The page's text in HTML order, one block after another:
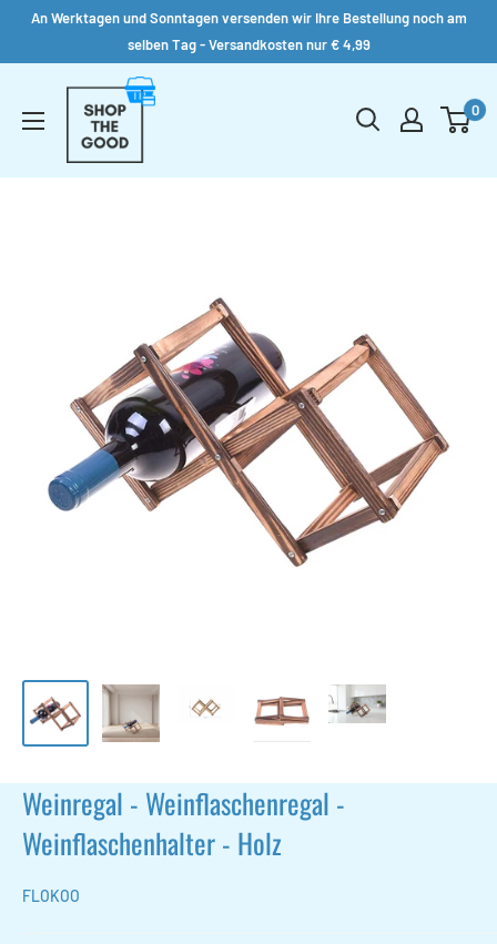
zum
An Werktagen und Sonntagen versenden wir Ihre Bestellung noch am
selben Tag - Versandkosten nur € 4,99
Shop
the
Good
0
Weinregal - Weinflaschenregal -
Weinflaschenhalter - Holz
FLOKOO